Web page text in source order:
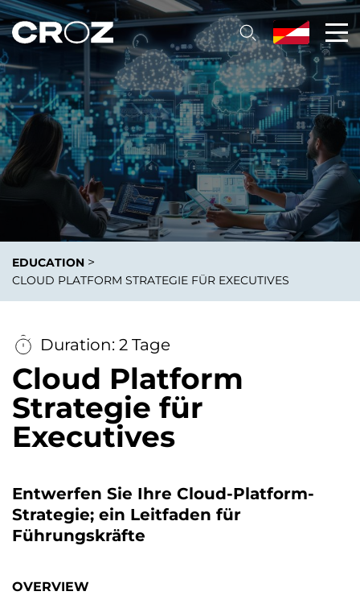
EDUCATION >
CLOUD PLATFORM STRATEGIE FÜR EXECUTIVES
Duration: 2 Tage
Cloud Platform
Strategie für
Executives
Entwerfen Sie Ihre Cloud-Platform-
Strategie; ein Leitfaden für
Führungskräfte
OVERVIEW